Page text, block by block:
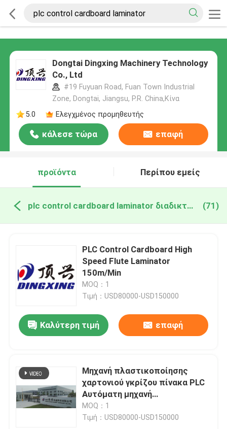
Dongtai Dingxing Machinery Technology
Co., Ltd
#19 Fuyuan Road, Fuan Town Industrial
Zone, Dongtai, Jiangsu, P.R. China,Κίνα
5.0
Ελεγχμένος προμηθευτής
κάλεσε τώρα επαφή
προϊόντα Περίπου εμείς
plc control cardboard laminator διαδικτυακή κατασκευή (71)
PLC Control Cardboard High
Speed ​​Flute Laminator
150m/Min
MOQ：1
Τιμή：USD80000-USD150000
Καλύτερη τιμή επαφή
Μηχανή πλαστικοποίησης
χαρτονιού γκρίζου πίνακα PLC
Αυτόματη μηχανή
πλαστικοποίησης
MOQ：1
Τιμή：USD80000-USD150000